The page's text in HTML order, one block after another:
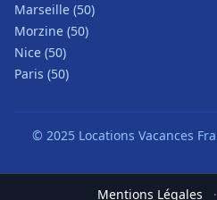
Marseille (50)
Morzine (50)
Nice (50)
Paris (50)
© 2025 Locations Vacances
Mentions Légales ·